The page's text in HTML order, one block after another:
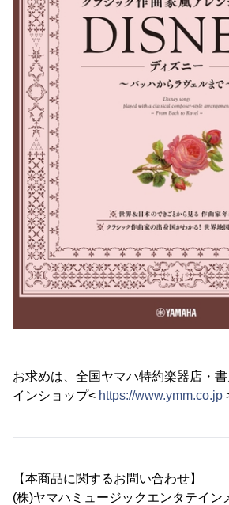
お求めは、全国ヤマハ特約楽器店・
インショップ< https://www.ymm.co.jp
【本商品に関するお問い合わせ】
(株)ヤマハミュージックエンタテイン